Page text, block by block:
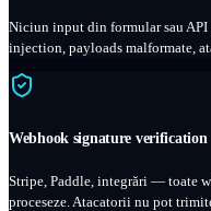
Niciun input din formular sau
injection, payloads malformate,
Webhook signature verification
Stripe, Paddle, integrări — toate
proceseze. Atacatorii nu pot